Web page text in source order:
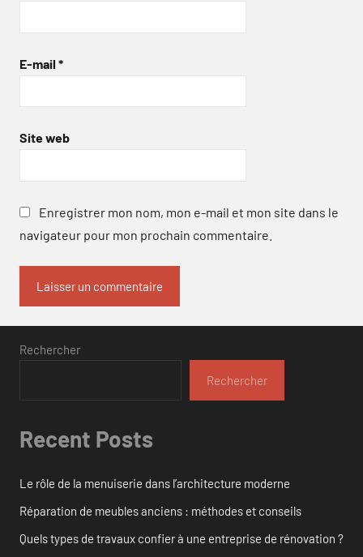
E-mail *
Site web
Enregistrer mon nom, mon e-mail et mon site dans le
navigateur pour mon prochain commentaire.
Rechercher
Rechercher
Recent Posts
Le rôle de la menuiserie dans l’architecture moderne
Réparation de meubles anciens : méthodes et conseils
Quels types de travaux confier à une entreprise de rénovation ?